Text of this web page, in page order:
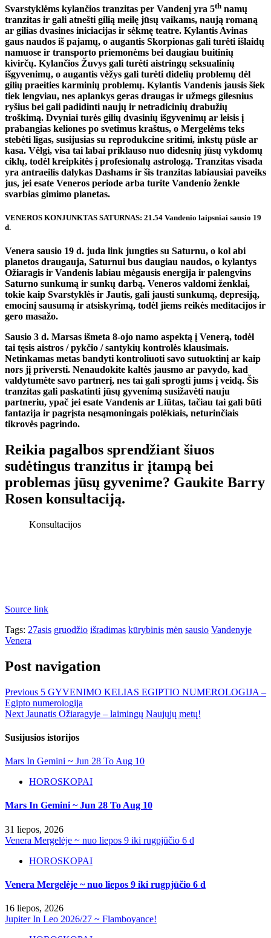
Svarstyklėms kylančios tranzitas per Vandenį yra 5th namų
tranzitas ir gali atnešti gilią meilę jūsų vaikams, naują romaną
ar gilias dvasines iniciacijas ir sėkmę teatre. Kylantis Avinas
gaus naudos iš pajamų, o augantis Skorpionas gali turėti išlaidų
namuose ir transporto priemonėms bei daugiau buitinių
kivirčų. Kylančios Žuvys gali turėti aistringų seksualinių
išgyvenimų, o augantis vėžys gali turėti didelių problemų dėl
gilių praeities karminių problemų. Kylantis Vandenis jausis šiek
tiek lengviau, nes aplankys geras draugas ir užmegs gilesnius
ryšius bei gali padidinti naujų ir netradicinių drabužių
troškimą. Dvyniai turės gilių dvasinių išgyvenimų ar leisis į
prabangias keliones po svetimus kraštus, o Mergelėms teks
stebėti ligas, susijusias su reprodukcine sritimi, inkstų pūsle ar
kasa. Vėlgi, visa tai labai priklauso nuo didesnių jūsų vykdomų
ciklų, todėl kreipkitės į profesionalų astrologą. Tranzitas visada
yra antraeilis dalykas Dashams ir šis tranzitas labiausiai paveiks
jus, jei esate Veneros periode arba turite Vandenio ženkle
svarbias gimimo planetas.
VENEROS KONJUNKTAS SATURNAS: 21.54 Vandenio laipsniai sausio 19
d.
Venera sausio 19 d. juda link jungties su Saturnu, o kol abi
planetos draugauja, Saturnui bus daugiau naudos, o kylantys
Ožiaragis ir Vandenis labiau mėgausis energija ir palengvins
Saturno sunkumą ir sunkų darbą. Veneros valdomi ženklai,
tokie kaip Svarstyklės ir Jautis, gali jausti sunkumą, depresiją,
emocinį sausumą ir atsiskyrimą, todėl jiems reikės meditacijos ir
gero masažo.
Sausio 3 d. Marsas išmeta 8-ojo namo aspektą į Venerą, todėl
tai tęsis aistros / pykčio / santykių kontrolės klausimais.
Netinkamas metas bandyti kontroliuoti savo sutuoktinį ar kaip
nors jį priversti. Nenaudokite kaltės jausmo ar pavydo, kad
valdytumėte savo partnerį, nes tai gali sprogti jums į veidą. Šis
tranzitas gali paskatinti jūsų gyvenimą susižavėti nauju
partneriu, ypač jei esate Vandenis ar Liūtas, tačiau tai gali būti
fantazija ir pagrįsta nesąmoningais polėkiais, neturinčiais
tikrovės pagrindo.
Reikia pagalbos sprendžiant šiuos
sudėtingus tranzitus ir įtampą bei
problemas jūsų gyvenime? Gaukite Barry
Rosen konsultaciją.
Konsultacijos
Source link
Tags: 27asis gruodžio išradimas kūrybinis mėn sausio Vandenyje
Venera
Post navigation
Previous 5 GYVENIMO KELIAS EGIPTIO NUMEROLOGIJA –
Egipto numerologija
Next Jaunatis Ožiaragyje – laimingų Naujųjų metų!
Susijusios istorijos
Mars In Gemini ~ Jun 28 To Aug 10
HOROSKOPAI
Mars In Gemini ~ Jun 28 To Aug 10
31 liepos, 2026
Venera Mergelėje ~ nuo liepos 9 iki rugpjūčio 6 d
HOROSKOPAI
Venera Mergelėje ~ nuo liepos 9 iki rugpjūčio 6 d
16 liepos, 2026
Jupiter In Leo 2026/27 ~ Flamboyance!